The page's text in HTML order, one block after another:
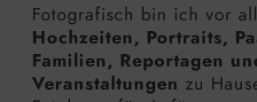
Fotografisch bin ich vor
Hochzeiten, Portraits,
Familien, Reportagen
Veranstaltungen zu